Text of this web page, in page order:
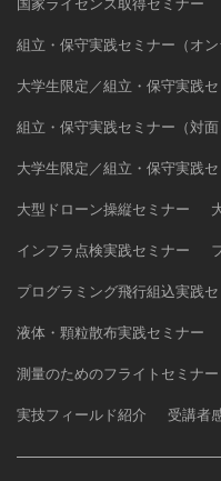
国家ライセンス取得セミナー
組立・保守実践セミナー（オン
大学生限定／組立・保守実践セ
組立・保守実践セミナー（対面
大学生限定／組立・保守実践セ
大型ドローン操縦セミナー
インフラ点検実践セミナー
プログラミング飛行組込実践
液体・顆粒散布実践セミナー
測量のためのフライトセミナー
実技フィールド紹介 受講者